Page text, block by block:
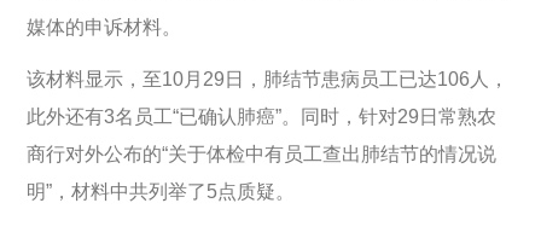
媒体的申诉材料。
该材料显示，至10月29日，肺结节患病员工已达106人，
此外还有3名员工“已确认肺癌”。同时，针对29日常熟农
商行对外公布的“关于体检中有员工查出肺结节的情况说
明”，材料中共列举了5点质疑。